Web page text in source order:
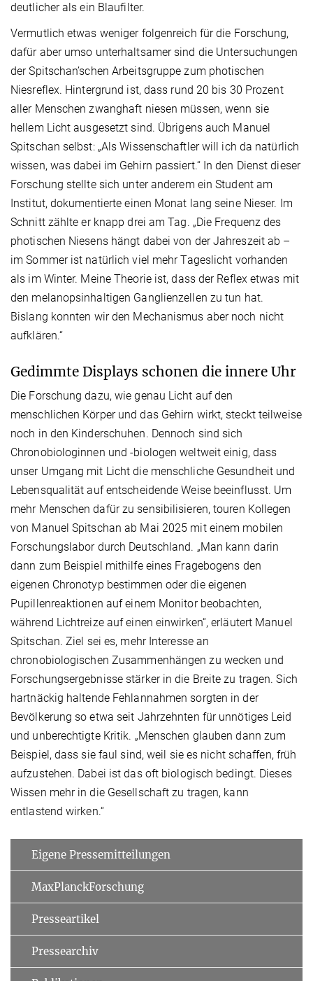
deutlicher als ein Blaufilter.
Vermutlich etwas weniger folgenreich für die Forschung,
dafür aber umso unterhaltsamer sind die Untersuchungen
der Spitschan’schen Arbeitsgruppe zum photischen
Niesreflex. Hintergrund ist, dass rund 20 bis 30 Prozent
aller Menschen zwanghaft niesen müssen, wenn sie
hellem Licht ausgesetzt sind. Übrigens auch Manuel
Spitschan selbst: „Als Wissenschaftler will ich da natürlich
wissen, was dabei im Gehirn passiert.“ In den Dienst dieser
Forschung stellte sich unter anderem ein Student am
Institut, dokumentierte einen Monat lang seine Nieser. Im
Schnitt zählte er knapp drei am Tag. „Die Frequenz des
photischen Niesens hängt dabei von der Jahreszeit ab –
im Sommer ist natürlich viel mehr Tageslicht vorhanden
als im Winter. Meine Theorie ist, dass der Reflex etwas mit
den melanopsinhaltigen Ganglienzellen zu tun hat.
Bislang konnten wir den Mechanismus aber noch nicht
aufklären.“
Gedimmte Displays schonen die innere Uhr
Die Forschung dazu, wie genau Licht auf den
menschlichen Körper und das Gehirn wirkt, steckt teilweise
noch in den Kinderschuhen. Dennoch sind sich
Chronobiologinnen und -biologen weltweit einig, dass
unser Umgang mit Licht die menschliche Gesundheit und
Lebensqualität auf entscheidende Weise beeinflusst. Um
mehr Menschen dafür zu sensibilisieren, touren Kollegen
von Manuel Spitschan ab Mai 2025 mit einem mobilen
Forschungslabor durch Deutschland. „Man kann darin
dann zum Beispiel mithilfe eines Fragebogens den
eigenen Chronotyp bestimmen oder die eigenen
Pupillenreaktionen auf einem Monitor beobachten,
während Lichtreize auf einen einwirken“, erläutert Manuel
Spitschan. Ziel sei es, mehr Interesse an
chronobiologischen Zusammenhängen zu wecken und
Forschungsergebnisse stärker in die Breite zu tragen. Sich
hartnäckig haltende Fehlannahmen sorgten in der
Bevölkerung so etwa seit Jahrzehnten für unnötiges Leid
und unberechtigte Kritik. „Menschen glauben dann zum
Beispiel, dass sie faul sind, weil sie es nicht schaffen, früh
aufzustehen. Dabei ist das oft biologisch bedingt. Dieses
Wissen mehr in die Gesellschaft zu tragen, kann
entlastend wirken.“
Eigene Pressemitteilungen
MaxPlanckForschung
Presseartikel
Pressearchiv